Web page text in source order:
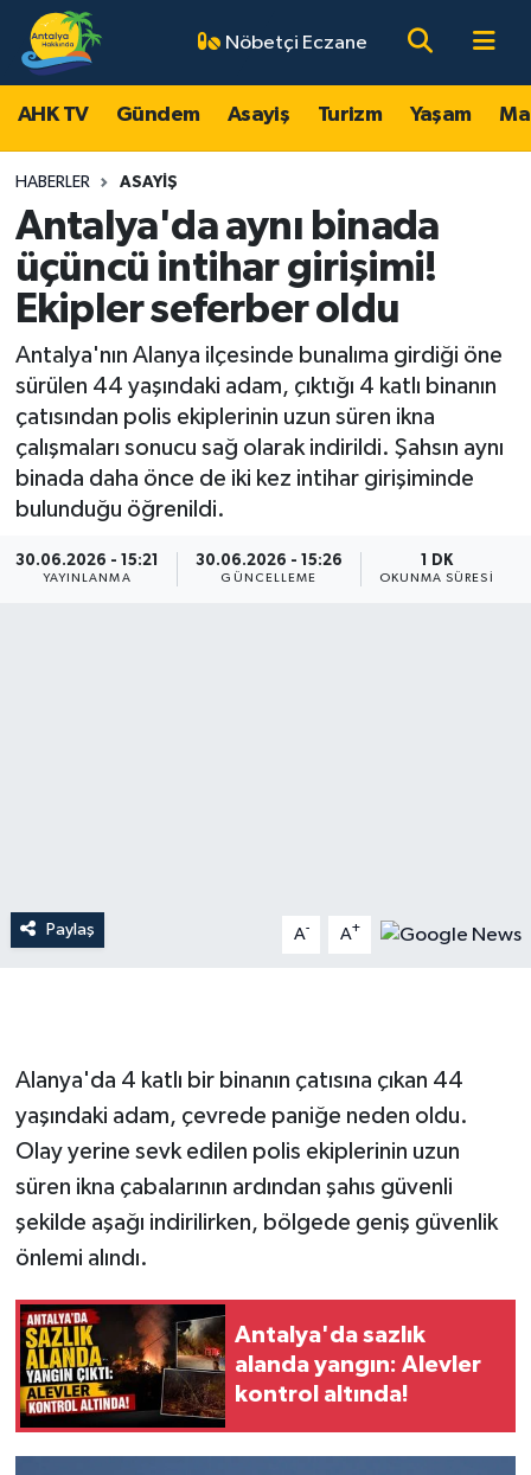
Nöbetçi Eczane
AHK TV Gündem Asayiş Turizm Yaşam
HABERLER ASAYIŞ
Antalya'da aynı binada
üçüncü intihar girişimi!
Ekipler seferber oldu
Antalya'nın Alanya ilçesinde bunalıma girdiği öne
sürülen 44 yaşındaki adam, çıktığı 4 katlı binanın
çatısından polis ekiplerinin uzun süren ikna
çalışmaları sonucu sağ olarak indirildi. Şahsın aynı
binada daha önce de iki kez intihar girişiminde
bulunduğu öğrenildi.
30.06.2026 - 15:21
YAYINLANMA
30.06.2026 - 15:26
GÜNCELLEME
1 DK
OKUNMA SÜRESI
Paylaş A- A+
Alanya'da 4 katlı bir binanın çatısına çıkan 44
yaşındaki adam, çevrede paniğe neden oldu.
Olay yerine sevk edilen polis ekiplerinin uzun
süren ikna çabalarının ardından şahıs güvenli
şekilde aşağı indirilirken, bölgede geniş güvenlik
önlemi alındı.
Antalya'da sazlık
alanda yangın: Alevler
kontrol altında!
AHK TV
Gündem
Asayiş
Turizm
Yaşam
Magazin
Ekonomi
Spor
Dünya
Antalya Nöbetçi Eczaneler
Antalya Hava Durumu
Antalya Namaz Vakitleri
Antalya Trafik Yoğunluk Haritası
Süper Lig Puan Durumu ve Fikstür
Tüm Manşetler
Son Dakika Haberleri
Haber Arşivi